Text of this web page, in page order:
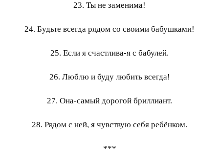
23. Ты не заменима!
24. Будьте всегда рядом со своими бабушками!
25. Если я счастлива-я с бабулей.
26. Люблю и буду любить всегда!
27. Она-самый дорогой бриллиант.
28. Рядом с ней, я чувствую себя ребёнком.
***